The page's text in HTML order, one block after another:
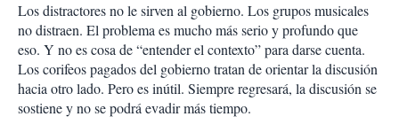
Los distractores no le sirven al gobierno. Los grupos musicales
no distraen. El problema es mucho más serio y profundo que
eso. Y no es cosa de “entender el contexto” para darse cuenta.
Los corifeos pagados del gobierno tratan de orientar la discusión
hacia otro lado. Pero es inútil. Siempre regresará, la discusión se
sostiene y no se podrá evadir más tiempo.